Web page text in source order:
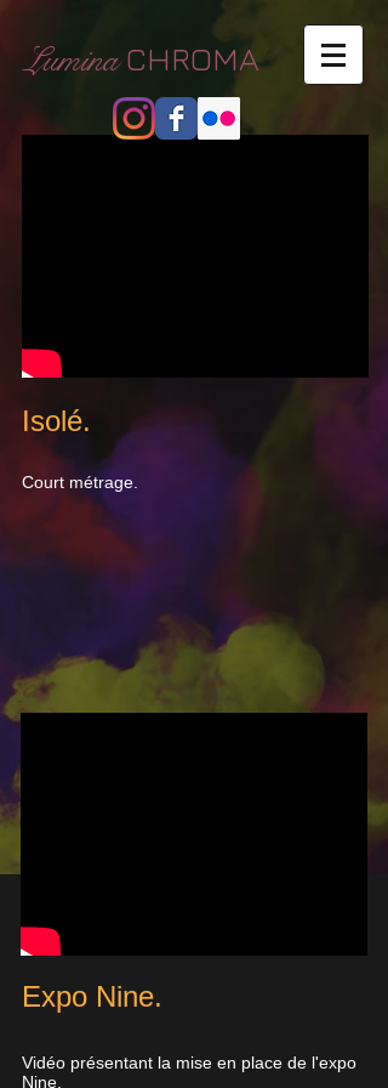
LuminaCHROMA
Isolé.
Court métrage.
Expo Nine.
Vidéo présentant la mise en place de l'expo
Nine.